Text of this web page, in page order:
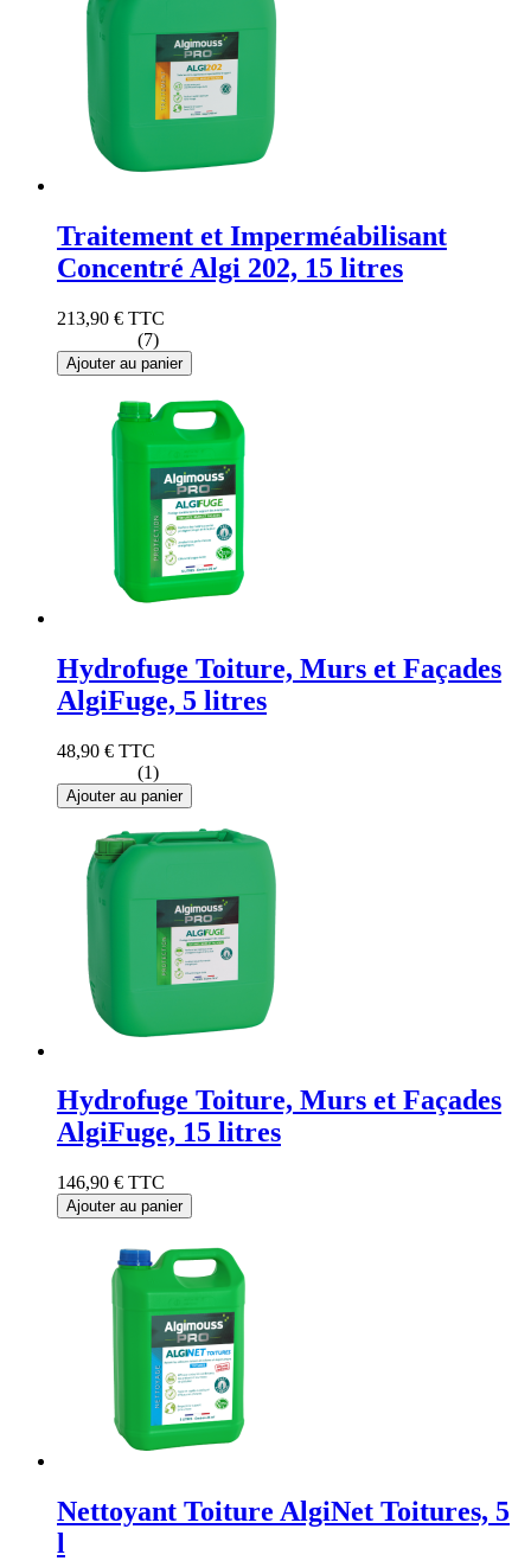
Traitement et Imperméabilisant
Concentré Algi 202, 15 litres
213,90 € TTC
(7)
Ajouter au panier
Hydrofuge Toiture, Murs et Façades
AlgiFuge, 5 litres
48,90 € TTC
(1)
Ajouter au panier
Hydrofuge Toiture, Murs et Façades
AlgiFuge, 15 litres
146,90 € TTC
Ajouter au panier
Nettoyant Toiture AlgiNet Toitures, 5
l